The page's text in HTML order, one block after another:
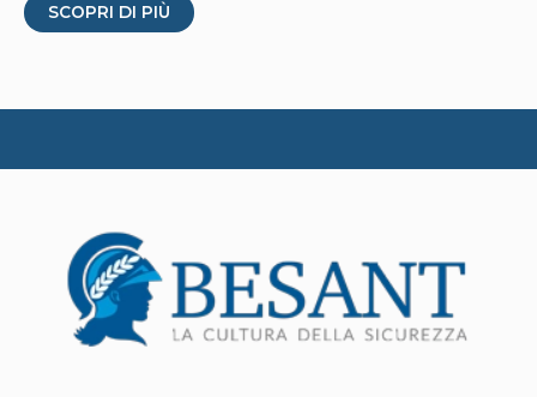
SCOPRI DI PIÙ
essere
scelte
nella